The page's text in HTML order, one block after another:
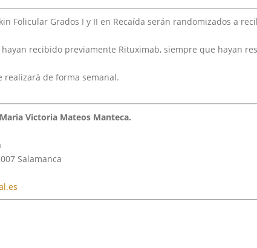
Folicular Grados I y II en Recaída serán randomizados a
recibido previamente Rituximab, siempre que hayan
realizará de forma semanal.
Victoria Mateos Manteca.
Salamanca